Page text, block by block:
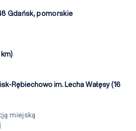
Gdańsk,pomorskie
Rębiechowo im. Lecha Wałęsy (16
miejską